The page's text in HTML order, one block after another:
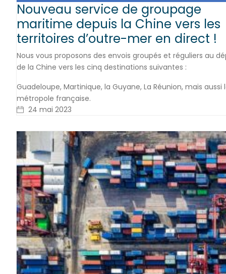
Nouveau service de groupage
maritime depuis la Chine vers les
territoires d’outre-mer en direct !
Nous vous proposons des envois groupés et réguliers au
de la Chine vers les cinq destinations suivantes :
Guadeloupe, Martinique, la Guyane, La Réunion, mais aussi
métropole française.
24 mai 2023